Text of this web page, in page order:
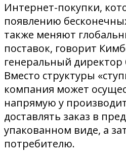
Интернет-покупки,
появлению
также меняют
поставок, говорит
генеральный директор
Вместо структуры
компания может
напрямую у
доставлять заказ в
упакованном виде, а
потребителю.